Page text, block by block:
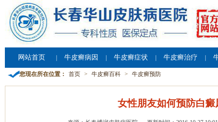
网站首页 牛皮癣病因 牛皮癣症状 牛皮癣治疗
您现在所在位置： 首页 > 牛皮癣百科 > 牛皮癣预防
女性朋友如何预防白癜